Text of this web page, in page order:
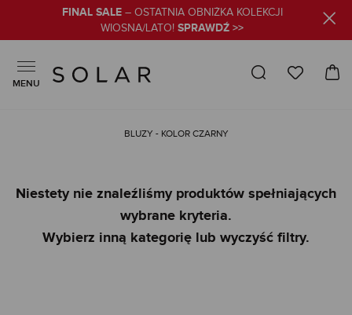
FINAL SALE– OSTATNIA OBNIŻKA KOLEKCJI
WIOSNA/LATO! SPRAWDŹ >>
MENU
BLUZY - KOLOR CZARNY
Niestety nie znaleźliśmy produktów spełniających
wybrane kryteria.
Wybierz inną kategorię lub wyczyść filtry.